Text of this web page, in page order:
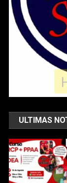
ULTIMAS